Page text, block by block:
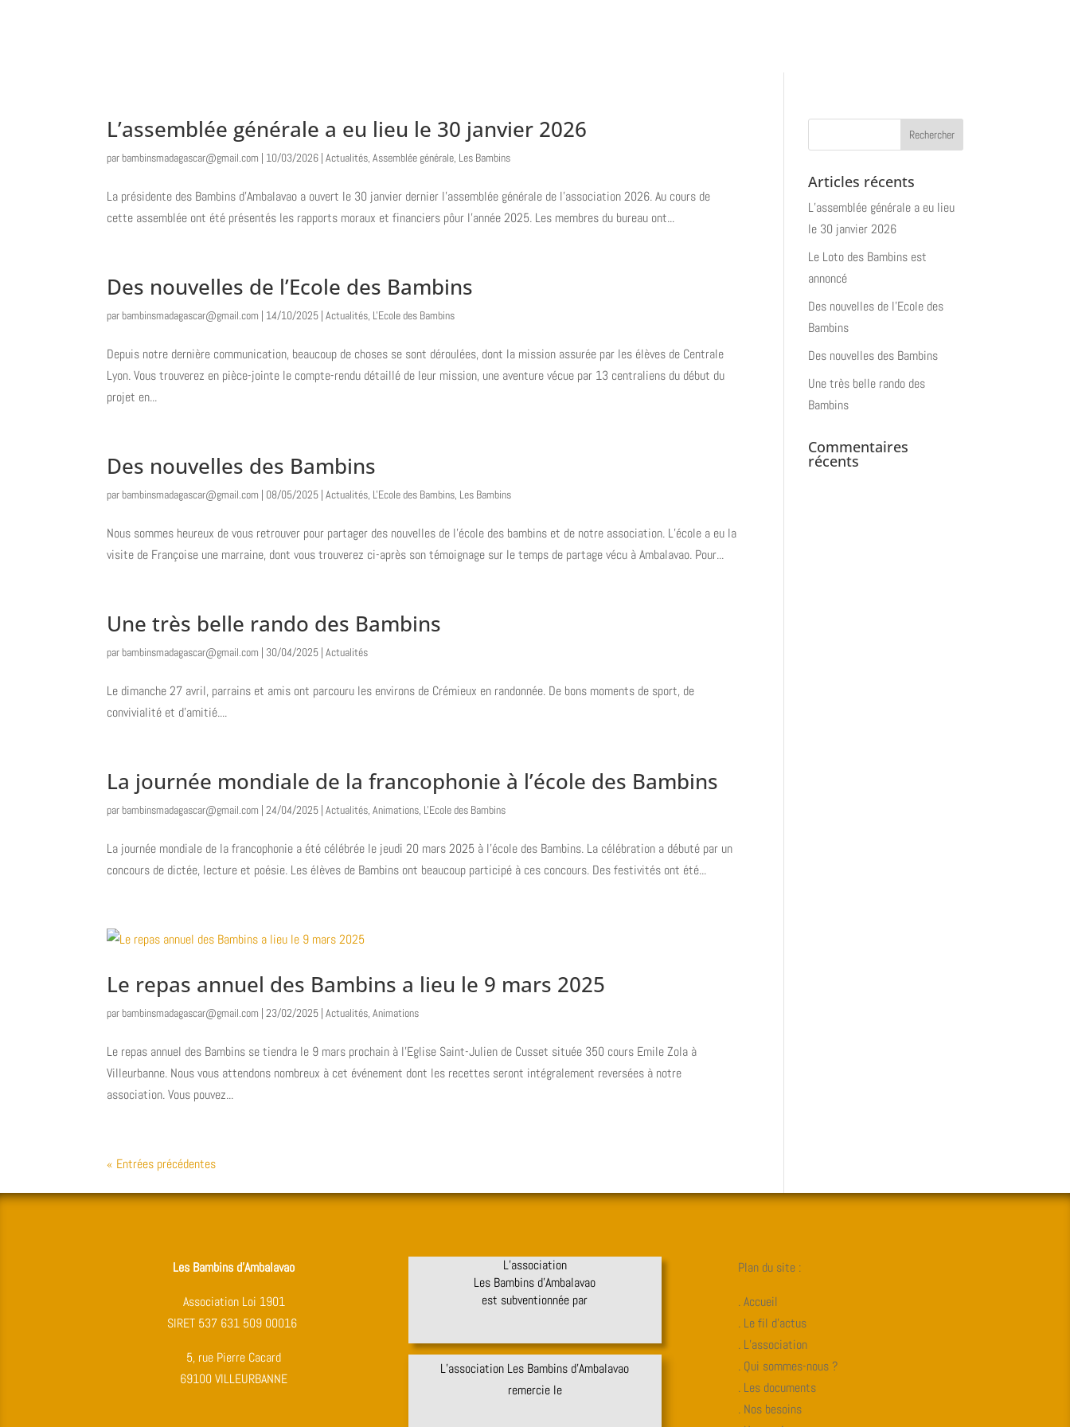
L’assemblée générale a eu lieu le 30 janvier 2026
parbambinsmadagascar@gmail.com | 10/03/2026 |Actualités,Assemblée générale, Les Bambins
La présidente des Bambins d’Ambalavao a ouvert le 30 janvier dernier l’assemblée générale de l’association 2026. Au cours de
cette assemblée ont été présentés les rapports moraux et financiers pôur l’année 2025. Les membres du bureau ont...
Des nouvelles de l’Ecole des Bambins
parbambinsmadagascar@gmail.com | 14/10/2025 |Actualités, L'Ecole des Bambins
Depuis notre dernière communication, beaucoup de choses se sont déroulées, dont la mission assurée par les élèves de Centrale
Lyon. Vous trouverez en pièce-jointe le compte-rendu détaillé de leur mission, une aventure vécue par 13 centraliens du début du
projet en...
Des nouvelles des Bambins
parbambinsmadagascar@gmail.com | 08/05/2025 |Actualités, L'Ecole des Bambins, Les Bambins
Nous sommes heureux de vous retrouver pour partager des nouvelles de l’école des bambins et de notre association. L’école a eu la
visite de Françoise une marraine, dont vous trouverez ci-après son témoignage sur le temps de partage vécu à Ambalavao. Pour...
Une très belle rando des Bambins
parbambinsmadagascar@gmail.com | 30/04/2025 |Actualités
Le dimanche 27 avril, parrains et amis ont parcouru les environs de Crémieux en randonnée. De bons moments de sport, de
convivialité et d’amitié....
La journée mondiale de la francophonie à l’école des Bambins
parbambinsmadagascar@gmail.com |24/04/2025 |Actualités,Animations, L'Ecole des Bambins
La journée mondiale de la francophonie a été célébrée le jeudi 20 mars 2025 à l’école des Bambins. La célébration a débuté par un
concours de dictée, lecture et poésie. Les élèves de Bambins ont beaucoup participé à ces concours. Des festivités ont été...
Le repas annuel des Bambins a lieu le 9 mars 2025
parbambinsmadagascar@gmail.com |23/02/2025 |Actualités,Animations
Le repas annuel des Bambins se tiendra le 9 mars prochain à l’Eglise Saint-Julien de Cusset située 350 cours Emile Zola à
Villeurbanne. Nous vous attendons nombreux à cet événement dont les recettes seront intégralement reversées à notre
association. Vous pouvez...
« Entrées précédentes
Articles récents
L’assemblée générale a eu lieu
le 30 janvier 2026
Le Loto des Bambins est
annoncé
Des nouvelles de l’Ecole des
Bambins
Des nouvelles des Bambins
Une très belle rando des
Bambins
Commentaires
récents
Les Bambins d’Ambalavao
Association Loi 1901
SIRET 537 631 509 00016
5, rue Pierre Cacard
69100 VILLEURBANNE
L’association
Les Bambins d’Ambalavao
est subventionnée par
L’association Les Bambins d’Ambalavao
remercie le
Plan du site :
. Accueil
. Le fil d’actus
. L’association
. Qui sommes-nous ?
. Les documents
. Nos besoins